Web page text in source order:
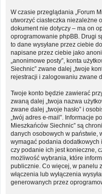
W czasie przeglądania „Forum
utworzyć ciasteczka niezależne
dokument nie dotyczy – ma on
oprogramowanie phpBB. Drugi
to dane wysyłane przez ciebie
napisane przez ciebie jako
„anonimowe posty”, konta
Siechnic” zwane dalej „twoje
rejestracji i zalogowaniu zwane
Twoje konto będzie zawierać
zwaną dalej „twoja nazwa
zwane dalej „twoje hasło” i
„twój adres e-mail”. Informacje
Mieszkańców Siechnic” są
danych osobowych w państwie,
wymagać podania dodatkowych
czy podanie ich jest konieczne,
możliwość wybrania, które
publicznie. Co więcej, w panelu
włączenia lub wyłączenia
generowanych przez